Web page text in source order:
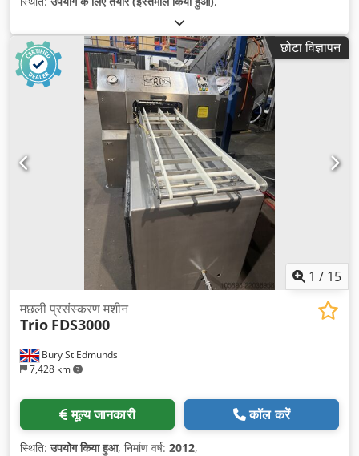
छोटा विज्ञापन
1 / 15
Bury St Edmunds
7,428 km
मछली प्रसंस्करण मशीन
Trio FDS3000
मूल्य जानकारी कॉल करें
स्थिति:उपयोग किया हुआ, निर्माण वर्ष: 2012,